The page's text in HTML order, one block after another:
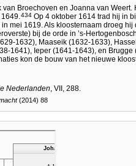
Broechoven en Joanna van
434 Op 4 oktober 1614 trad hij in
mei 1619. Als kloosternaam droeg
bij de orde in ’s-
1632), Maaseik (1632-1633),
1641), Ieper (1641-1643), en
kon de bouw van het nieuwe
Nederlanden, VII, 288.
(2014) 88